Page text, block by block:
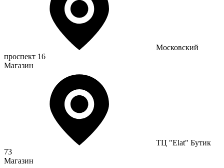
Московский
проспект 16
Магазин
ТЦ "Elat" Бутик
73
Магазин